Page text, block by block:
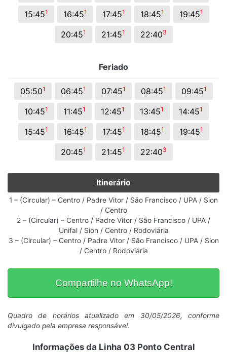
15:451 16:451 17:451 18:451 19:451
20:451 21:451 22:403
Feriado
05:501 06:451 07:451 08:451 09:451
10:451 11:451 12:451 13:451 14:451
15:451 16:451 17:451 18:451 19:451
20:451 21:451 22:403
Itinerário
1 – (Circular) – Centro / Padre Vitor / São Francisco / UPA / Sion
/ Centro
2 – (Circular) – Centro / Padre Vitor / São Francisco / UPA /
Unifal / Sion / Centro / Rodoviária
3 – (Circular) – Centro / Padre Vitor / São Francisco / UPA / Sion
/ Centro / Rodoviária
Compartilhe no WhatsApp!
Quadro de horários atualizado em 30/05/2026, conforme
divulgado pela empresa responsável.
Informações da Linha 03 Ponto Central